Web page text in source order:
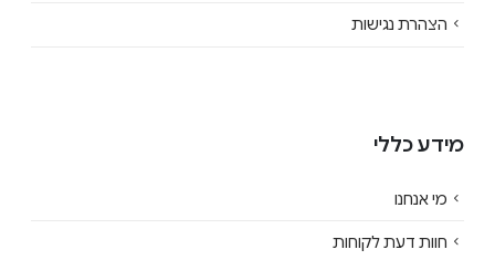
הצהרת נגישות
מידע כללי
מי אנחנו
חוות דעת לקוחות